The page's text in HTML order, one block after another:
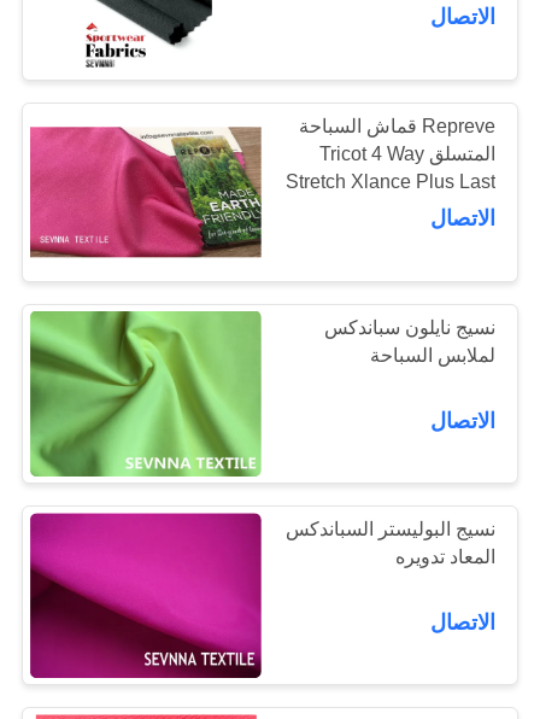
SP7467
الاتصال
Repreve قماش السباحة
المتسلق Tricot 4 Way
Stretch Xlance Plus Last
Forever Swim
الاتصال
نسيج نايلون سباندكس
لملابس السباحة
الاتصال
نسيج البوليستر السباندكس
المعاد تدويره
الاتصال